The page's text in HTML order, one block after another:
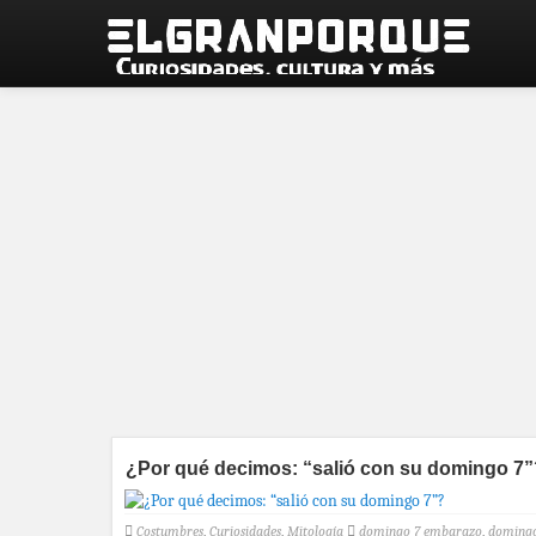
¿Por qué decimos: “salió con su domingo
Costumbres, Curiosidades, Mitología domingo 7 embarazo,